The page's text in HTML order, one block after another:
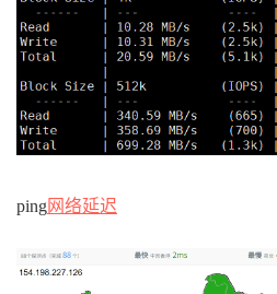
ping网络延迟